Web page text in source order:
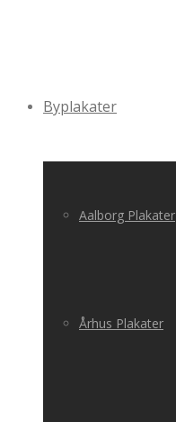
Byplakater
Aalborg Plakater
Århus Plakater